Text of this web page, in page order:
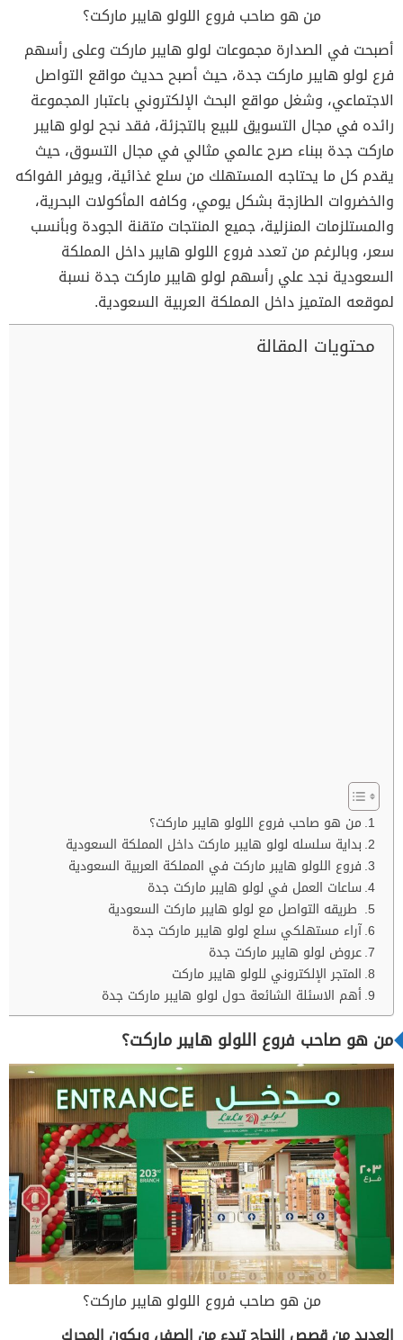
من هو صاحب فروع اللولو هايبر ماركت؟
أصبحت في الصدارة مجموعات لولو هايبر ماركت وعلى رأسهم
فرع لولو هايبر ماركت جدة، حيث أصبح حديث مواقع التواصل
الاجتماعي، وشغل مواقع البحث الإلكتروني باعتبار المجموعة
رائده في مجال التسويق للبيع بالتجزئة، فقد نجح لولو هايبر
ماركت جدة ببناء صرح عالمي مثالي في مجال التسوق، حيث
يقدم كل ما يحتاجه المستهلك من سلع غذائية، ويوفر الفواكه
والخضروات الطازجة بشكل يومي، وكافه المأكولات البحرية،
والمستلزمات المنزلية، جميع المنتجات متقنة الجودة وبأنسب
سعر، وبالرغم من تعدد فروع اللولو هايبر داخل المملكة
السعودية نجد علي رأسهم لولو هايبر ماركت جدة نسبة
لموقعه المتميز داخل المملكة العربية السعودية.
محتويات المقالة
من هو صاحب فروع اللولو هايبر ماركت؟
بداية سلسله لولو هايبر ماركت داخل المملكة السعودية
فروع اللولو هايبر ماركت في المملكة العربية السعودية
ساعات العمل في لولو هايبر ماركت جدة
طريقه التواصل مع لولو هايبر ماركت السعودية
آراء مستهلكي سلع لولو هايبر ماركت جدة
عروض لولو هايبر ماركت جدة
المتجر الإلكتروني للولو هايبر ماركت
أهم الاسئلة الشائعة حول لولو هايبر ماركت جدة
من هو صاحب فروع اللولو هايبر ماركت؟
من هو صاحب فروع اللولو هايبر ماركت؟